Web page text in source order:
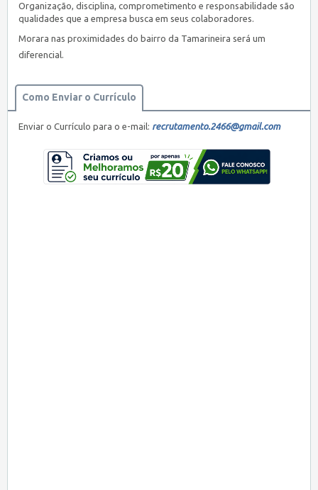
Organização, disciplina, comprometimento e responsabilidade são
qualidades que a empresa busca em seus colaboradores.
Morara nas proximidades do bairro da Tamarineira será um
diferencial.
Como Enviar o Currículo
Enviar o Currículo para o e-mail: recrutamento.2466@gmail.com